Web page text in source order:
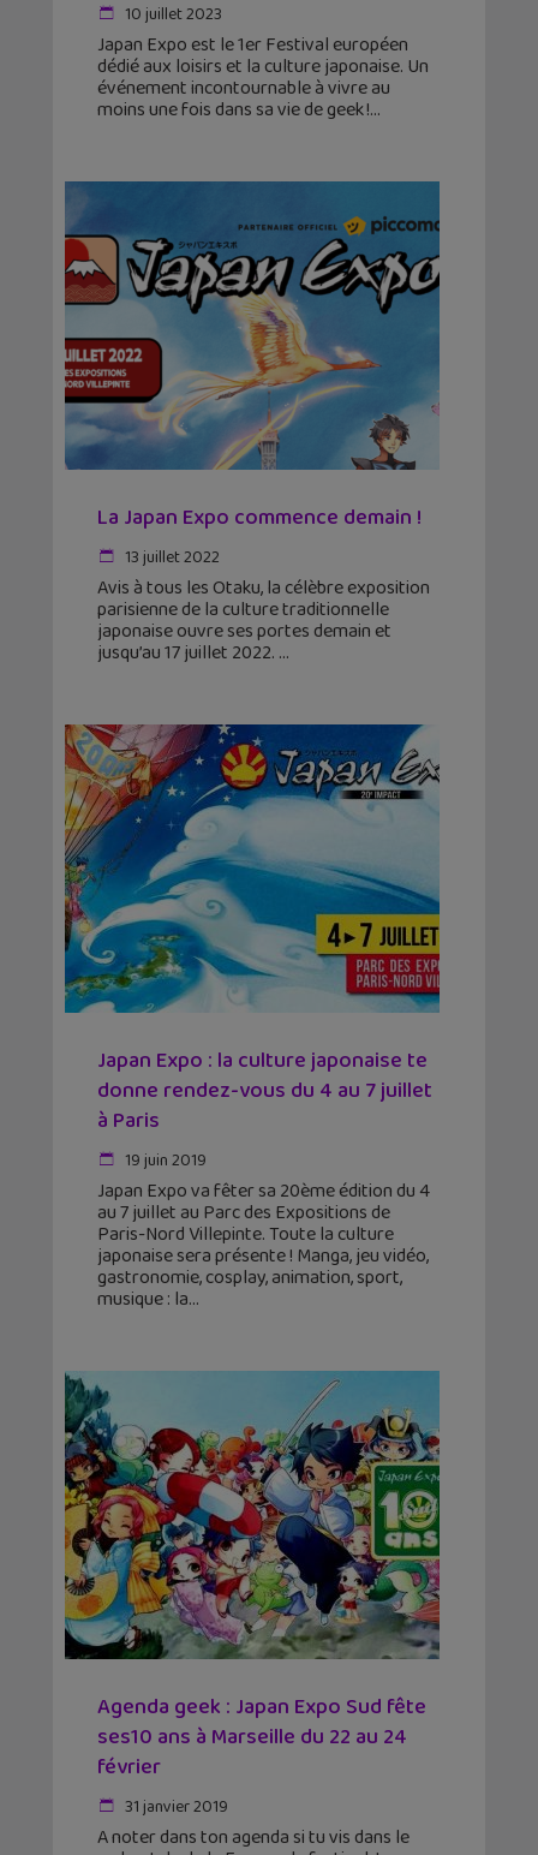
10 juillet 2023
Japan Expo est le 1er Festival européen
dédié aux loisirs et la culture japonaise. Un
événement incontournable à vivre au
moins une fois dans sa vie de geek !
La Japan Expo commence demain !
13 juillet 2022
Avis à tous les Otaku, la célèbre exposition
parisienne de la culture traditionnelle
japonaise ouvre ses portes demain et
jusqu’au 17 juillet 2022.
Japan Expo : la culture japonaise te
donne rendez-vous du 4 au 7 juillet
à Paris
19 juin 2019
Japan Expo va fêter sa 20ème édition du 4
au 7 juillet au Parc des Expositions de
Paris-Nord Villepinte. Toute la culture
japonaise sera présente ! Manga, jeu vidéo,
gastronomie, cosplay, animation, sport,
musique : la
Agenda geek : Japan Expo Sud fête
ses10 ans à Marseille du 22 au 24
février
31 janvier 2019
A noter dans ton agenda si tu vis dans le